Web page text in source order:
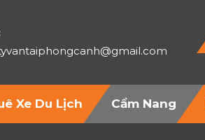
Xe Du Lịch Cẩm Nang